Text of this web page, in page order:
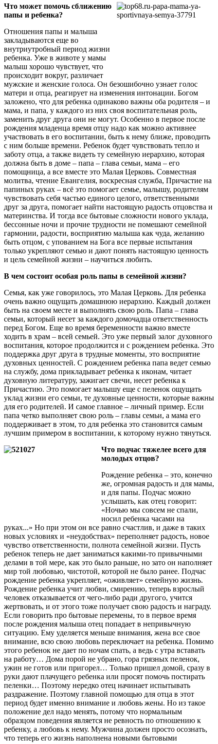
Что может помочь сближению
папы и ребенка?
Отношения папы и малыша
закладываются еще во
внутриутробный период жизни
ребенка. Уже в животе у мамы
малыш хорошо чувствует, что
происходит вокруг, различает
мужские и женские голоса. Он безошибочно узнает голос
матери и отца, реагирует на изменения интонации. Богом
заложено, что для ребенка одинаково важны оба родителя – и
мама, и папа, у каждого из них своя воспитательная роль,
заменить друг друга они не могут. Особенно в первое после
рождения младенца время отцу надо как можно активнее
участвовать в его воспитании, быть к нему ближе, проводить
с ним больше времени. Ребенок будет чувствовать тепло и
заботу отца, а также видеть ту семейную иерархию, которая
должна быть в доме – папа – глава семьи, мама – его
помощница, а все вместе это Малая Церковь. Совместная
молитва, чтение Евангелия, воскресная служба, Причастие на
папиных руках – всё это помогает семье, малышу, родителям
чувствовать себя частью единого целого, ответственными
друг за друга, помогает найти настоящую радость отцовства и
материнства. И тогда все бытовые сложности нового уклада,
бессонные ночи и прочие трудности не помешают семейной
гармонии, радости, восприятию малыша как чуда, желанию
быть отцом, с упованием на Бога все первые испытания
только укрепляют семью и дают понять настоящую ценность
и цель семейной жизни – научиться любить.
В чем состоит особая роль папы в семейной жизни?
Семья, как уже говорилось, это Малая Церковь. Для ребенка
очень важно ощущать домашнюю иерархию. Каждый должен
быть на своем месте и выполнять свою роль. Папа – глава
семьи, который несет за каждого домочадца ответственность
перед Богом. Еще во время беременности важно вместе
ходить в храм – всей семьей. Это уже первый залог духовного
воспитания, которое продолжится и с рождением ребенка. Это
поддержка друг друга в трудные моменты, это восприятие
духовных ценностей. С рождением ребенка папа ведет семью
на службу, дома прикладывает ребенка к иконам, читает
духовную литературу, зажигает свечи, несет ребенка к
Причастию. Это помогает малышу еще с пеленок ощущать
уклад жизни его семьи, те духовные ценности, которые важны
для его родителей. И самое главное – личный пример. Если
папа четко выполняет свою роль – главы семьи, а мама его
поддерживает в этом, то для ребенка это становится самым
лучшим примером в воспитании, к которому нужно тянуться.
Что подчас тяжелее всего для
молодых отцов?
Рождение ребенка – это, конечно
же, огромная радость и для мамы,
и для папы. Подчас можно
услышать, как отец говорит:
«Ночью мы совсем не спали,
носил ребенка часами на
руках...» Но при этом он все равно счастлив, и даже в таких
новых условиях и «неудобствах» переполняет радость, новое
чувство ответственности, полнота семейной жизни. Пусть
ребенок теперь не дает заниматься какими-то привычными
делами в той мере, как это было раньше, но зато он наполняет
мир той любовью, чистотой, которой не было ранее. Подчас
рождение ребенка укрепляет, «оживляет» семейную жизнь.
Рождение ребенка учит любви, смирению, теперь взрослый
человек отказывается от чего-либо ради другого, учится
жертвовать, и от этого тоже получает свою радость и награду.
Если говорить про бытовые перемены, то в первое время
после рождения малыша отец попадает в непривычную
ситуацию. Ему уделяется меньше внимания, жена все свое
внимание, всю свою любовь переключает на ребенка. Помимо
этого ребенок не дает по ночам спать, а ведь с утра вставать
на работу… Дома порой не убрано, гора грязных пеленок,
ужин не готов или пригорел… Только пришел домой, сразу в
руки дают плачущего ребенка или просят помочь постирать
пеленки… Поэтому нередко отец начинает испытывать
раздражение. Поэтому главной помощью для отца в этот
период будет именно внимание и любовь жены. Но из такое
положение дел надо менять, потому что нормальным
образцом поведения является не ревность по отношению к
ребенку, а любовь к нему. Мужчина должен просто осознать,
что теперь его жизнь наполнена новыми бытовыми